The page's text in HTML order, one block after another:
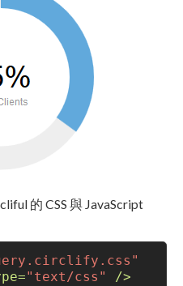
的 CSS 與 JavaScript
="text/css" />